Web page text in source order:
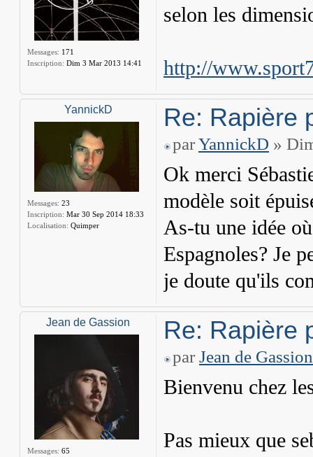
Messages: 171
Inscription: Dim 3 Mar 2013 14:41
selon les
http://
YannickD
Messages: 23
Inscription: Mar 30 Sep 2014 18:33
Localisation: Quimper
Re: Rapière
parYannickD »
Ok merci
modèle soit
As-tu une idée
Espagnoles? Je
je doute qu'ils
Jean de Gassion
Messages: 65
Re: Rapière
par Jean de Gassion
Bienvenu chez
Pas mieux que